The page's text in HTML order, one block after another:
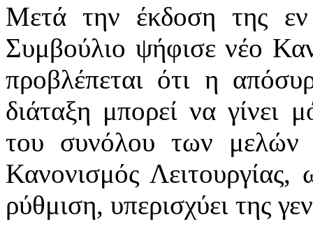
Μετά την έκδοση της
Συμβούλιο ψήφισε νέο
προβλέπεται ότι η
διάταξη μπορεί να γίνει
του συνόλου των μελών
Κανονισμός Λειτουργίας,
ρύθμιση, υπερισχύει της